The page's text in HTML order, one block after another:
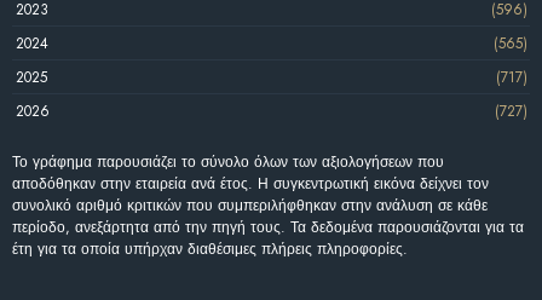
2023
(596)
2024
(565)
2025
(717)
2026
(727)
Το γράφημα παρουσιάζει το σύνολο όλων των αξιολογήσεων που
αποδόθηκαν στην εταιρεία ανά έτος. Η συγκεντρωτική εικόνα δείχνει τον
συνολικό αριθμό κριτικών που συμπεριλήφθηκαν στην ανάλυση σε κάθε
περίοδο, ανεξάρτητα από την πηγή τους. Τα δεδομένα παρουσιάζονται για τα
έτη για τα οποία υπήρχαν διαθέσιμες πλήρεις πληροφορίες.